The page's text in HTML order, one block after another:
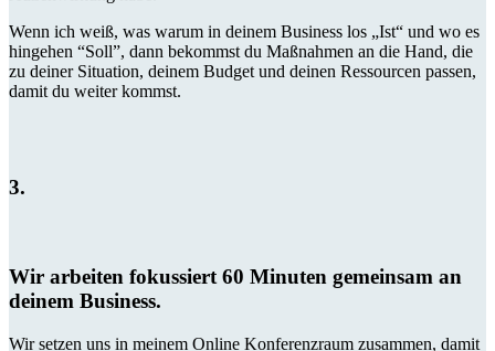
Wenn ich weiß, was warum in deinem Business los „Ist“ und wo es
hingehen “Soll”, dann bekommst du Maßnahmen an die Hand, die
zu deiner Situation, deinem Budget und deinen Ressourcen passen,
damit du weiter kommst.
3.
Wir arbeiten fokussiert 60 Minuten gemeinsam an
deinem Business.
Wir setzen uns in meinem Online Konferenzraum zusammen, damit